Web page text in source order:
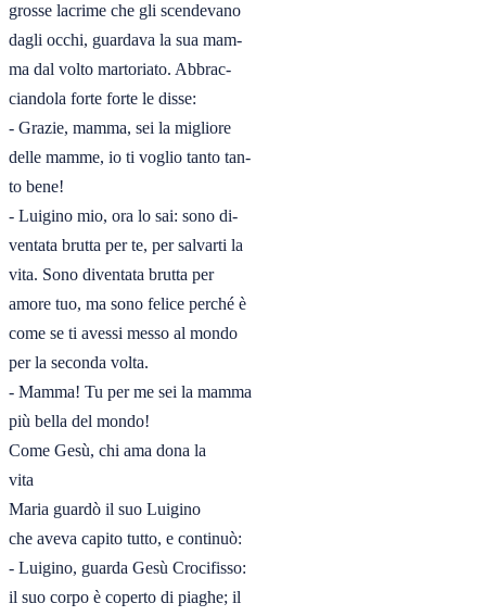
grosse lacrime che gli scendevano
dagli occhi, guardava la sua mam-
ma dal volto martoriato. Abbrac-
ciandola forte forte le disse:
- Grazie, mamma, sei la migliore
delle mamme, io ti voglio tanto tan-
to bene!
- Luigino mio, ora lo sai: sono di-
ventata brutta per te, per salvarti la
vita. Sono diventata brutta per
amore tuo, ma sono felice perché è
come se ti avessi messo al mondo
per la seconda volta.
- Mamma! Tu per me sei la mamma
più bella del mondo!
Come Gesù, chi ama dona la
vita
Maria guardò il suo Luigino
che aveva capito tutto, e continuò:
- Luigino, guarda Gesù Crocifisso:
il suo corpo è coperto di piaghe; il